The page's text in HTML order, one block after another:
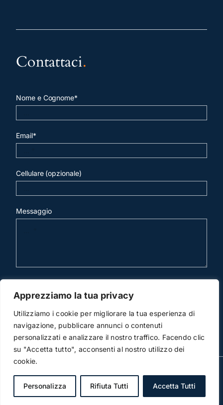
Apprezziamo la tua privacy
Utilizziamo i cookie per migliorare la tua esperienza di
navigazione, pubblicare annunci o contenuti
personalizzati e analizzare il nostro traffico. Facendo clic
su "Accetta tutto", acconsenti al nostro utilizzo dei
cookie.
Personalizza Rifiuta Tutti Accetta Tutti
Contattaci.
Nome e Cognome*
Email*
Cellulare (opzionale)
Messaggio
© Copyright 2012 -2023 | Studio Legale Scicchitano |
All Rights Reserved | Powered by3DWorks